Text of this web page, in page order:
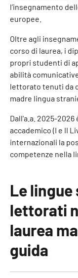
l’insegnamento
europee.
Oltre agli
corso di laurea, i
propri studenti di
abilità
lettorato tenuti da
madre lingua
Dall'a.a. 2025-
accademico (I e II
internazionali la
competenze nella
Le lingue
lettorati
laurea
guida